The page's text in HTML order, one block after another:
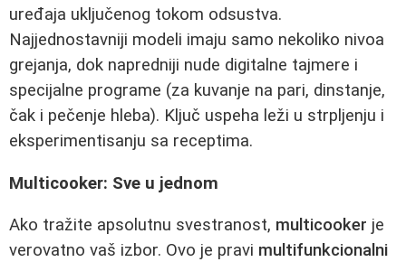
uređaja uključenog tokom odsustva.
Najjednostavniji modeli imaju samo nekoliko nivoa
grejanja, dok napredniji nude digitalne tajmere i
specijalne programe (za kuvanje na pari, dinstanje,
čak i pečenje hleba). Ključ uspeha leži u strpljenju i
eksperimentisanju sa receptima.
Multicooker: Sve u jednom
Ako tražite apsolutnu svestranost, multicooker je
verovatno vaš izbor. Ovo je pravi multifunkcionalni